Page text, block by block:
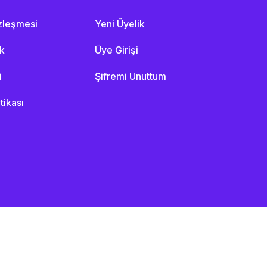
Yeni Üyelik
Üye Girişi
Şifremi Unuttum